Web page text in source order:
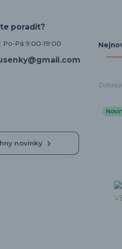
poradit?
Po-Pá 9:00-19:00
novinky